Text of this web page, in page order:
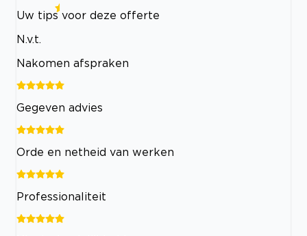
Uw tips voor deze offerte
N.v.t.
Nakomen afspraken
Gegeven advies
Orde en netheid van werken
Professionaliteit